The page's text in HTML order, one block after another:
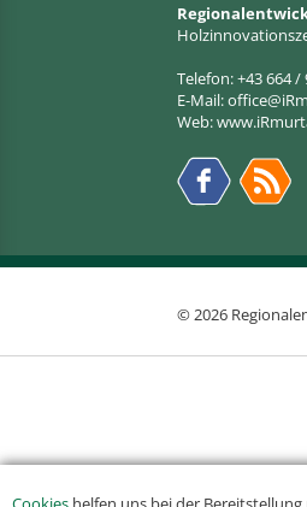
Telefon: +43 664 /
E-Mail:
Web:
© 2026